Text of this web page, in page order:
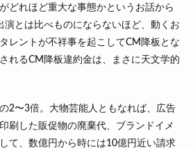
どれほど重大な事態かというお話から
演とは比べものにならないほど、動くお
レントが不祥事を起こしてCM降板とな
れるCM降板違約金は、まさに天文学的
2〜3倍。大物芸能人ともなれば、広告
刷した販促物の廃棄代、ブランドイメ
て、数億円から時には10億円近い請求